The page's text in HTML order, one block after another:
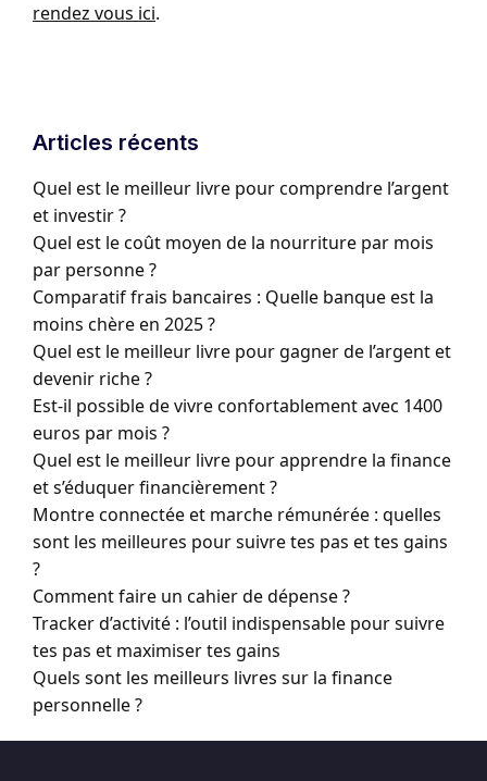
rendez vous ici.
Articles récents
Quel est le meilleur livre pour comprendre l’argent
et investir ?
Quel est le coût moyen de la nourriture par mois
par personne ?
Comparatif frais bancaires : Quelle banque est la
moins chère en 2025 ?
Quel est le meilleur livre pour gagner de l’argent et
devenir riche ?
Est-il possible de vivre confortablement avec 1400
euros par mois ?
Quel est le meilleur livre pour apprendre la finance
et s’éduquer financièrement ?
Montre connectée et marche rémunérée : quelles
sont les meilleures pour suivre tes pas et tes gains
?
Comment faire un cahier de dépense ?
Tracker d’activité : l’outil indispensable pour suivre
tes pas et maximiser tes gains
Quels sont les meilleurs livres sur la finance
personnelle ?